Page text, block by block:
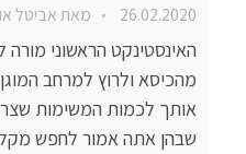
26.02.2020 מאתאביטל
האינסטינקט הראשוני
מהכיסא ולרוץ למרחב
שבהן אתה אמור לחפש